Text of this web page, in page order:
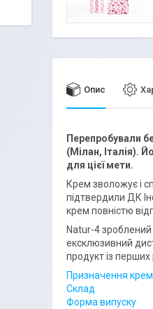
Опис
Перепробували
(Мілан, Італія).
для цієї мети.
Крем зволожує і
підтвердили ДК
крем повністю
Natur-4 зроблений
ексклюзивний
продукт із
Призначення
Склад
Форма випуску